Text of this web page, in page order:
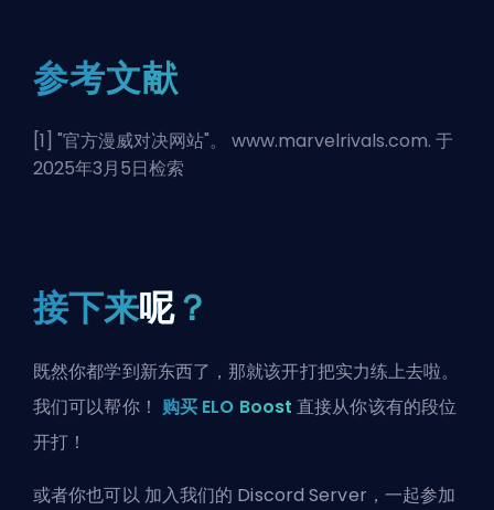
参考文献
[1] "官方漫威对决网站"。 www.marvelrivals.com. 于
2025年3月5日检索
接下来呢？
既然你都学到新东西了，那就该开打把实力练上去啦。
我们可以帮你！ 购买 ELO Boost 直接从你该有的段位
开打！
或者你也可以 加入我们的 Discord Server ，一起参加